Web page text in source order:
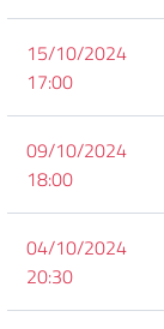
15/10/2024
17:00
09/10/2024
18:00
04/10/2024
20:30